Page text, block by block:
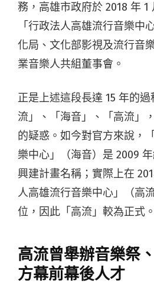
務，高雄市政府於 2018 年 1
「行政法人高雄流行音樂中
化局、文化部影視及流行音
業音樂人共組董事會。
正是上述這段長達 15 年的
流」、「海音」、「高流」
的疑惑。如今對官方來說，
樂中心」（海音）是 2009
興建計畫名稱；實際上在
人高雄流行音樂中心」（高
位，因此「高流」較為正式。
高流曾舉辦音樂祭
方幕前幕後人才